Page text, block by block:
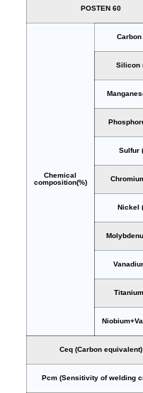
POSTEN 60
Chemical
composition(%)
Carbon
Silicon
Sulfur
Nickel
Ceq (Carbon equivalent)
Pcm (Sensitivity of welding